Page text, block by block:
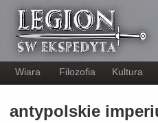
Wiara Filozofia Kultura
antypolskie